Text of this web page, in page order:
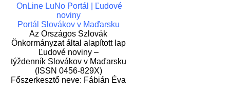
OnLine LuNo Portál | Ľudové
noviny
Portál Slovákov v Maďarsku
Az Országos Szlovák
Önkormányzat által alapított lap
Ľudové noviny –
týždenník Slovákov v Maďarsku
(ISSN 0456-829X)
Főszerkesztő neve: Fábián Éva